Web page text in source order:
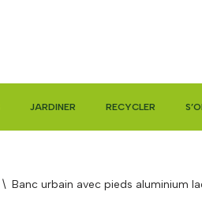
JARDINER RECYCLER
\ Banc urbain avec pieds aluminium